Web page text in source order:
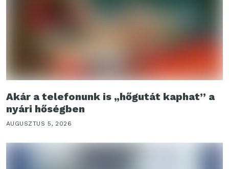
Akár a telefonunk is „hőgutát kaphat” a
nyári hőségben
AUGUSZTUS 5, 2026